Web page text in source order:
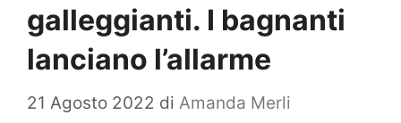
galleggianti. I bagnanti
lanciano l’allarme
21 Agosto 2022 di Amanda Merli